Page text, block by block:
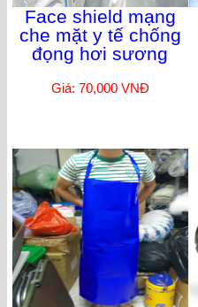
Face shield mạng
che mặt y tế chống
đọng hơi sương
Giá: 70,000 VNĐ